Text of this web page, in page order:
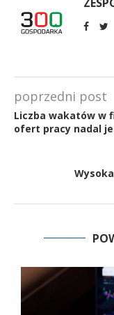
poprzedni post
Liczba wakatów w
ofert pracy nadal